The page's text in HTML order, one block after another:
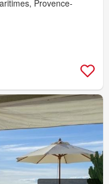
Provence-